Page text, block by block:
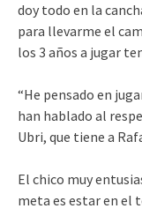
doy todo en la
para llevarme el
los 3 años a jugar
“He pensado en
han hablado al
Ubri, que tiene a
El chico muy
meta es estar en el